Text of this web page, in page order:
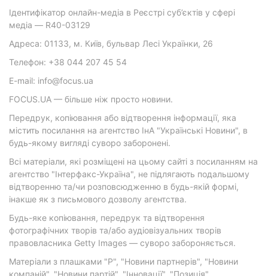
Ідентифікатор онлайн-медіа в Реєстрі суб’єктів у сфері
медіа — R40-03129
Адреса: 01133, м. Київ, бульвар Лесі Українки, 26
Телефон: +38 044 207 45 54
E-mail: info@focus.ua
FOCUS.UA — більше ніж просто новини.
Передрук, копіювання або відтворення інформації, яка
містить посилання на агентство ІнА "Українські Новини", в
будь-якому вигляді суворо заборонені.
Всі матеріали, які розміщені на цьому сайті з посиланням на
агентство "Інтерфакс-Україна", не підлягають подальшому
відтворенню та/чи розповсюдженню в будь-якій формі,
інакше як з письмового дозволу агентства.
Будь-яке копіювання, передрук та відтворення
фотографічних творів та/або аудіовізуальних творів
правовласника Getty Images — суворо забороняється.
Матеріали з плашками "Р", "Новини партнерів", "Новини
компаній", "Новини партій", "Інновації", "Позиція",